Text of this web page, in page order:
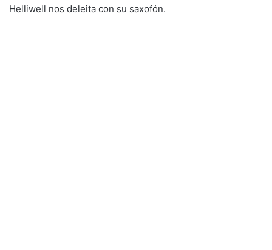
Helliwell nos deleita con su saxofón.